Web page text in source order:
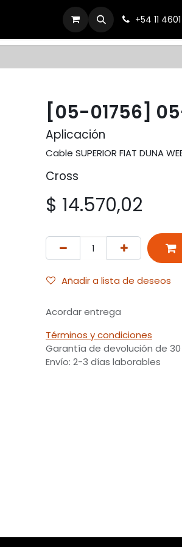
Contacto +54 11 4601
[05-01756]
Aplicación
Cable SUPERIOR FIAT DUNA
Cross
$ 14.570,02
Añadir a lista de deseos
Acordar entrega
Términos y condiciones
Garantía de devolución de
Envío: 2-3 días laborables